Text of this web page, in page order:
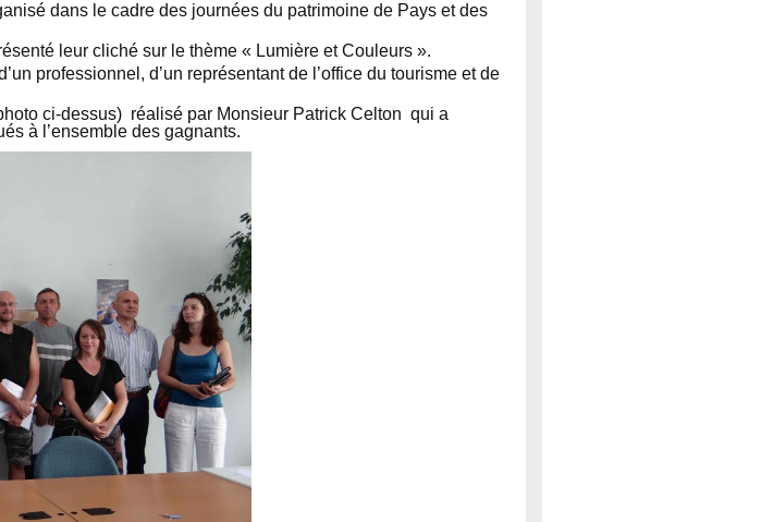
dans le cadre des journées du patrimoine de Pays et des
leur cliché sur le thème « Lumière et Couleurs ».
professionnel, d’un représentant de l’office du tourisme et de
ci-dessus) réalisé par Monsieur Patrick Celton qui a
à l’ensemble des gagnants.